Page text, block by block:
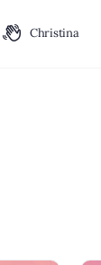
Christina